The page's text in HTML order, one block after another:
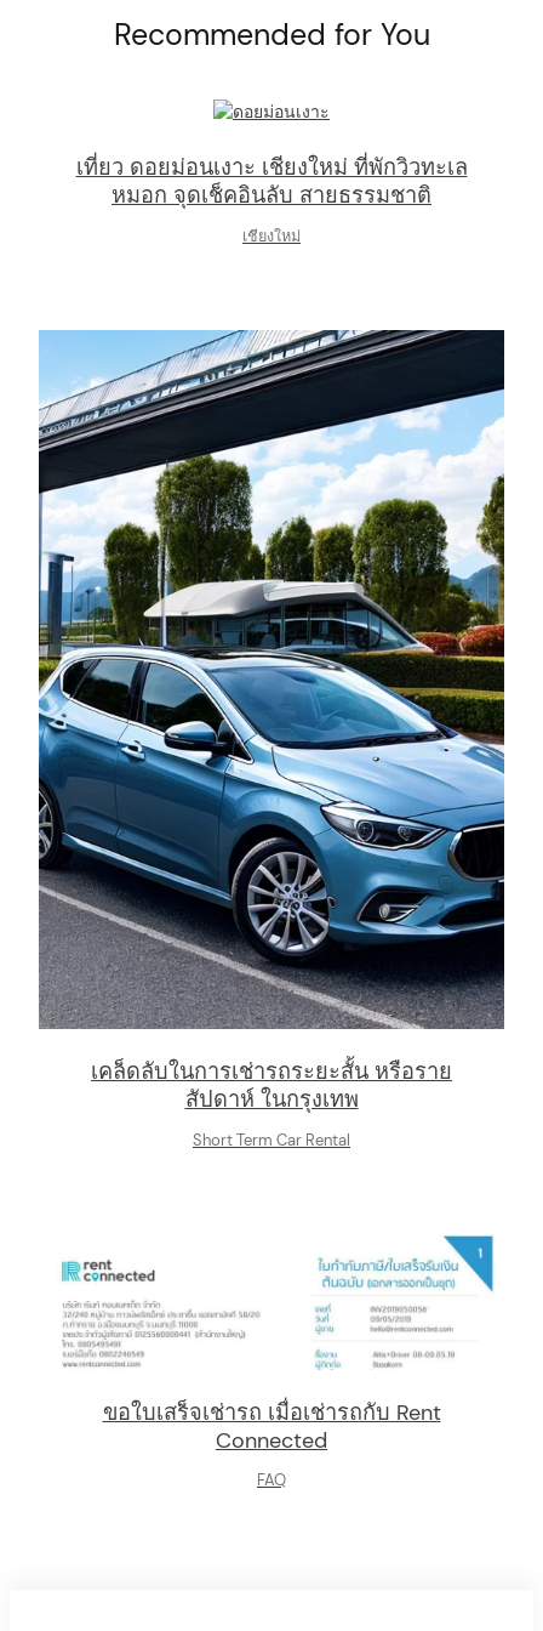
Recommended for You
เที่ยว ดอยม่อนเงาะ เชียงใหม่ ที่พักวิวทะเล
หมอก จุดเช็คอินลับ สายธรรมชาติ
เชียงใหม่
เคล็ดลับในการเช่ารถระยะสั้น หรือราย
สัปดาห์ ในกรุงเทพ
Short Term Car Rental
ขอใบเสร็จเช่ารถ เมื่อเช่ารถกับ Rent
Connected
FAQ